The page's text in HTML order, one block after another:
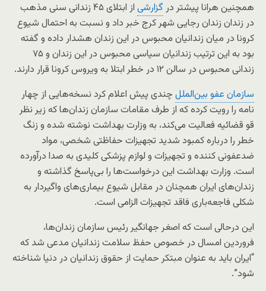
همچنین هرانا پیشتر در گزارشی
از ابتلای ۴۵ زندانی سنی مذهب
در زندان زندان رجایی شهر کرج خبر داد و نسبت به احتمال شیوع
کرونا در میان زندانیان محبوس در این زندان هشدار داده و گفته
بود به این ترتیب زندانیان سیاسی محبوس در این زندان و ۷۵
زندانی محبوس در سالن ۱۲ در خطر ابتلا به ویروس کرونا قرار دارند.
سازمان عفو بین‌الملل چندی پیش اعلام کرد نسخه‌هایی از چهار
نامه را رویت کرده که از طرف مقامات سازمان زندان‌ها که زیر نظر
قو قضائیه فعالیت می‌کند، به وزارت بهداشت نوشته شده و زنگ
خطر را درباره کمبود شدید تجهیزات حفاظتی شخصی، مواد
ضدعفونی کننده و تجهیزات و لوازم پزشکی کلیدی به صدا درآورده
است. وزارت بهداشت این درخواست‌ها را بی‌پاسخ گذاشته و
زندان‌های ایران همچنان در مقابل شیوع بیماری‌های واگیردار به
شکلی فاجعه‌باری فاقد تجهیزات الزامی است.
این درحالی است که اصغر جهانگیر رئیس سازمان زندان‌ها،
فروردین امسال در خصوص حفظ سلامت زندانیان مدعی شد که
“ایران باید به عنوان مبتکر حمایت از حقوق زندانیان در دنیا شناخته
شود”.